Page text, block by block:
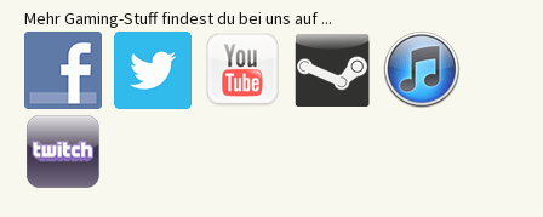
Mehr Gaming-Stuff findest du bei uns auf ...